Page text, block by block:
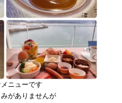
ニューです
がありませんが